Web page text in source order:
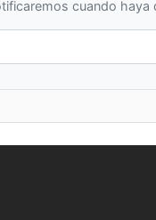
cuando haya